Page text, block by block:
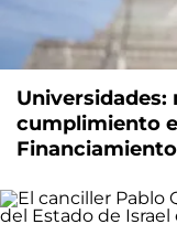
Universidades:
cumplimiento
Financiamiento